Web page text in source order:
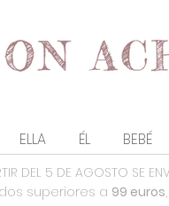
ELLA ÉL BEBÉ
DEL 5 DE AGOSTO SE
superiores a 99 euros